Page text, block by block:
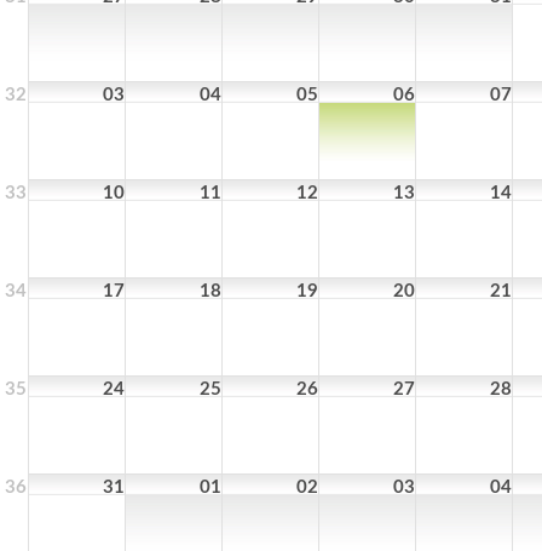
32 03 04 05 06 07
33 10 11 12 13 14
34 17 18 19 20 21
35 24 25 26 27 28
36 31 01 02 03 04